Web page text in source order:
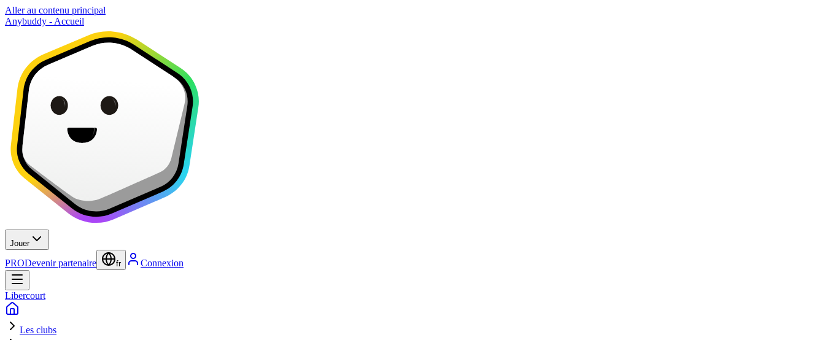
Aller au contenu principal
Anybuddy - Accueil
Jouer
PRODevenir partenaire fr Connexion
Libercourt
Les clubs